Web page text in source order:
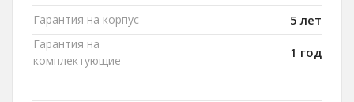
Гарантия на корпус 5 лет
Гарантия на
комплектующие
1 год